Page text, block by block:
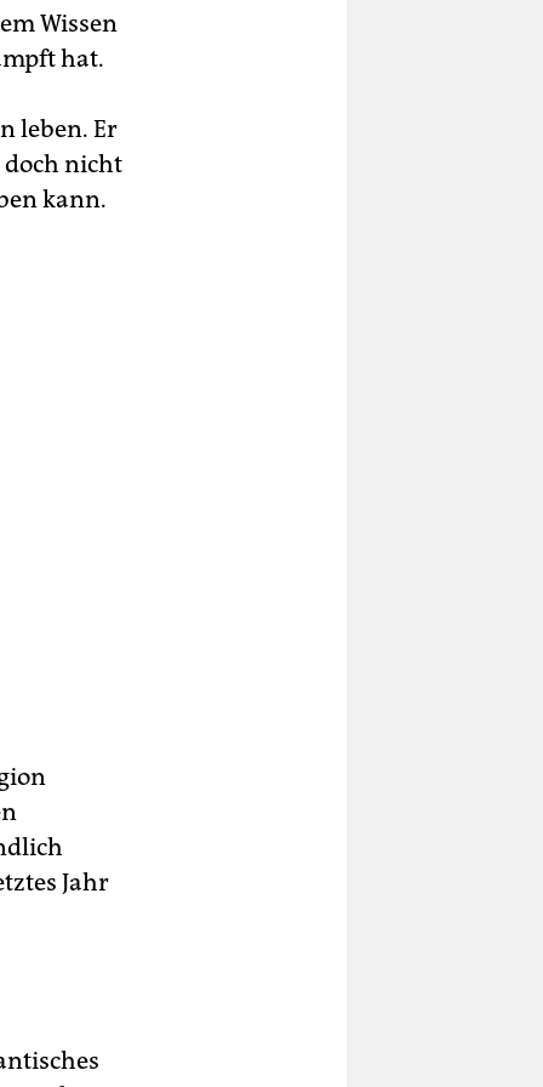
Wissen
hat.
leben. Er
doch nicht
kann.
Jahr